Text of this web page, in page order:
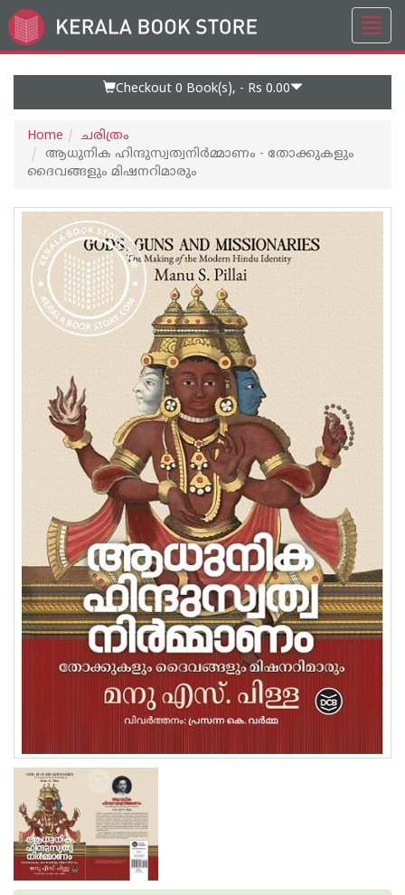
Go
to
Checkout 0 Book(s), - Rs 0.00
Home
ചരിത്രം
ആധുനിക ഹിന്ദുസ്വത്വനിർമ്മാണം - തോക്കുകളും
ദൈവങ്ങളും മിഷനറിമാരും